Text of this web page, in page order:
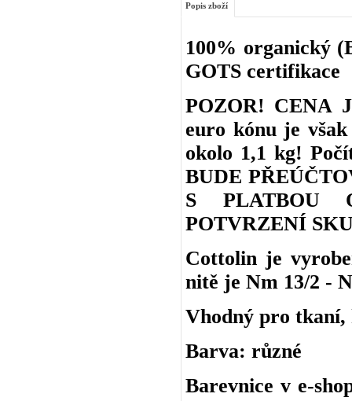
Popis zboží
100% organický
GOTS certifikace
POZOR! CENA
euro kónu je
okolo 1,1 kg!
BUDE
S PLATBOU
POTVRZENÍ
Cottolin je
nitě je Nm 13/2 -
Vhodný pro tkaní,
Barva: různé
Barevnice v e-